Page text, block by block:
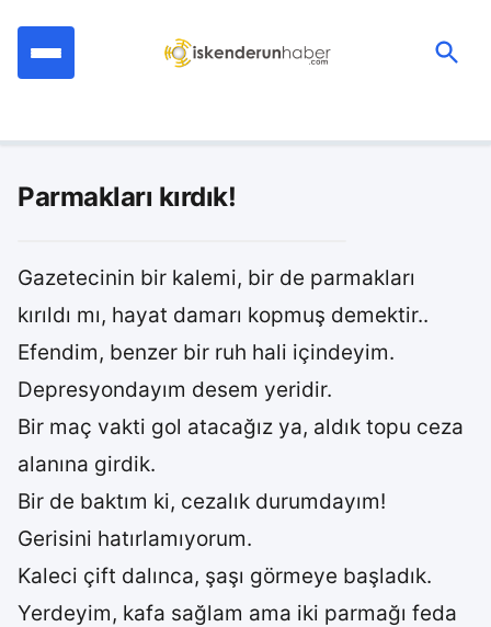
Parmakları kırdık!
Gazetecinin bir kalemi, bir de parmakları
kırıldı mı, hayat damarı kopmuş demektir..
Efendim, benzer bir ruh hali içindeyim.
Depresyondayım desem yeridir.
Bir maç vakti gol atacağız ya, aldık topu ceza
alanına girdik.
Bir de baktım ki, cezalık durumdayım!
Gerisini hatırlamıyorum.
Kaleci çift dalınca, şaşı görmeye başladık.
Yerdeyim, kafa sağlam ama iki parmağı feda